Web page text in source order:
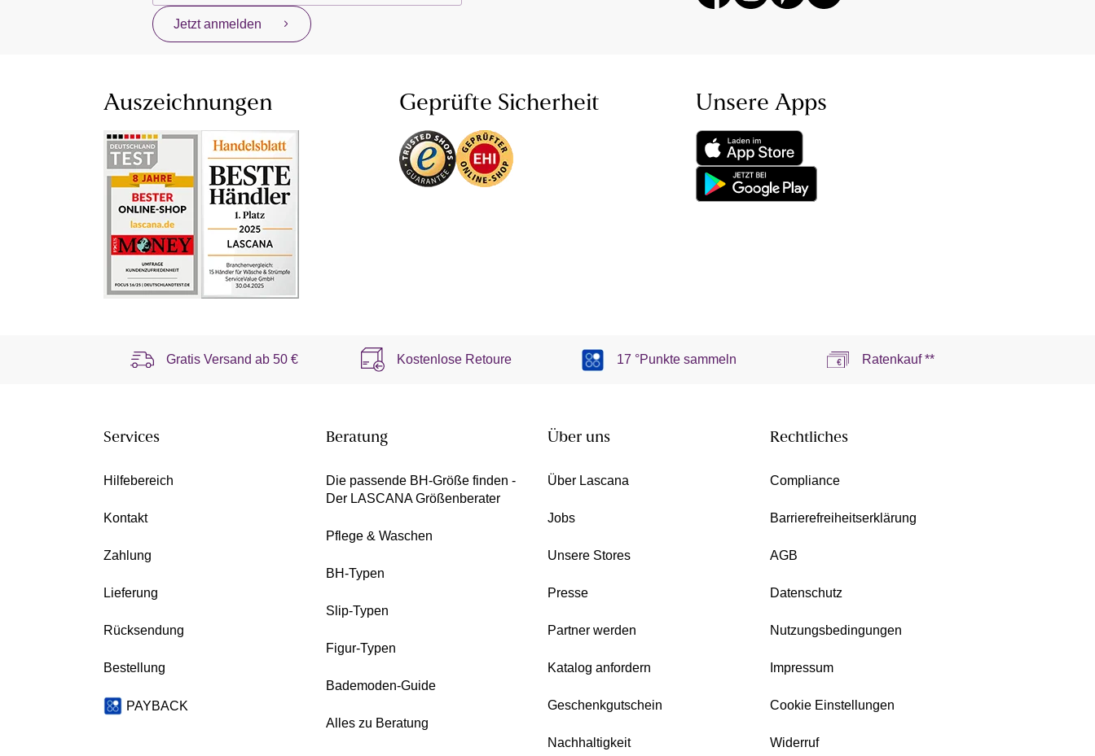
Jetzt anmelden
Auszeichnungen Geprüfte Sicherheit Unsere Apps
Gratis Versand ab50 € Kostenlose Retoure 17 °Punkte sammeln Ratenkauf **
Services
Hilfebereich
Kontakt
Zahlung
Lieferung
Rücksendung
Bestellung
PAYBACK
Beratung
Die passende BH-Größe finden -
Der LASCANA Größenberater
Pflege & Waschen
BH-Typen
Slip-Typen
Figur-Typen
Bademoden-Guide
Alles zu Beratung
Über uns
Über Lascana
Jobs
Unsere Stores
Presse
Partner werden
Katalog anfordern
Geschenkgutschein
Nachhaltigkeit
Rechtliches
Compliance
Barrierefreiheitserklärung
AGB
Datenschutz
Nutzungsbedingungen
Impressum
Cookie Einstellungen
Widerruf